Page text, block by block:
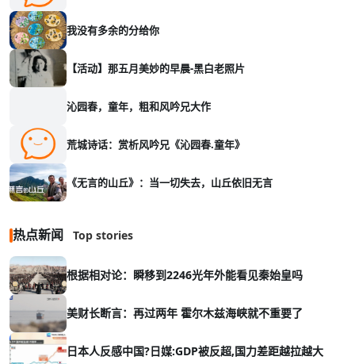
我没有多余的分给你
【活动】那五月美妙的早晨-黑白老照片
沁园春，童年，粗和风吟兄大作
荒城诗话：赏析风吟兄《沁园春.童年》
《无言的山丘》：当一切失去，山丘依旧无言
热点新闻 Top stories
根据相对论：瞬移到2246光年外能看见秦始皇吗
美财长断言：再过两年 霍尔木兹海峡就不重要了
日本人反感中国?日媒:GDP被反超,国力差距越拉越大